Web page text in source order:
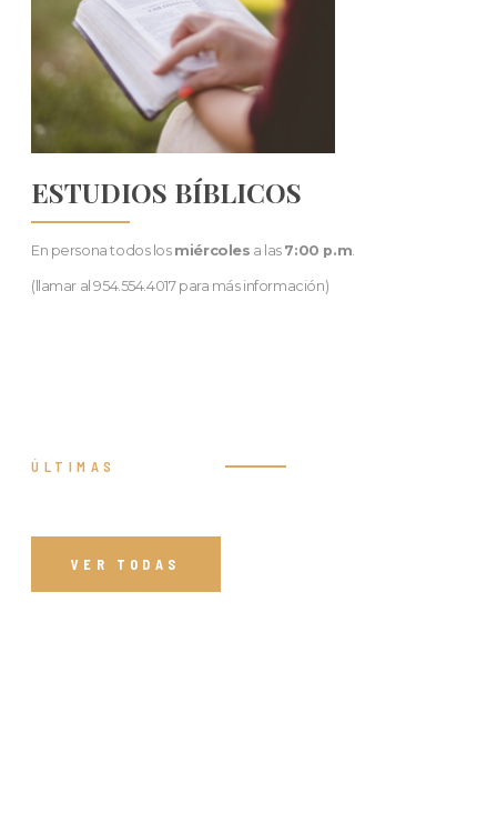
ESTUDIOS BÍBLICOS
En persona todos los miércoles a las 7:00 p.m.
(llamar al 954.554.4017 para más información)
ÚLTIMAS
VER TODAS